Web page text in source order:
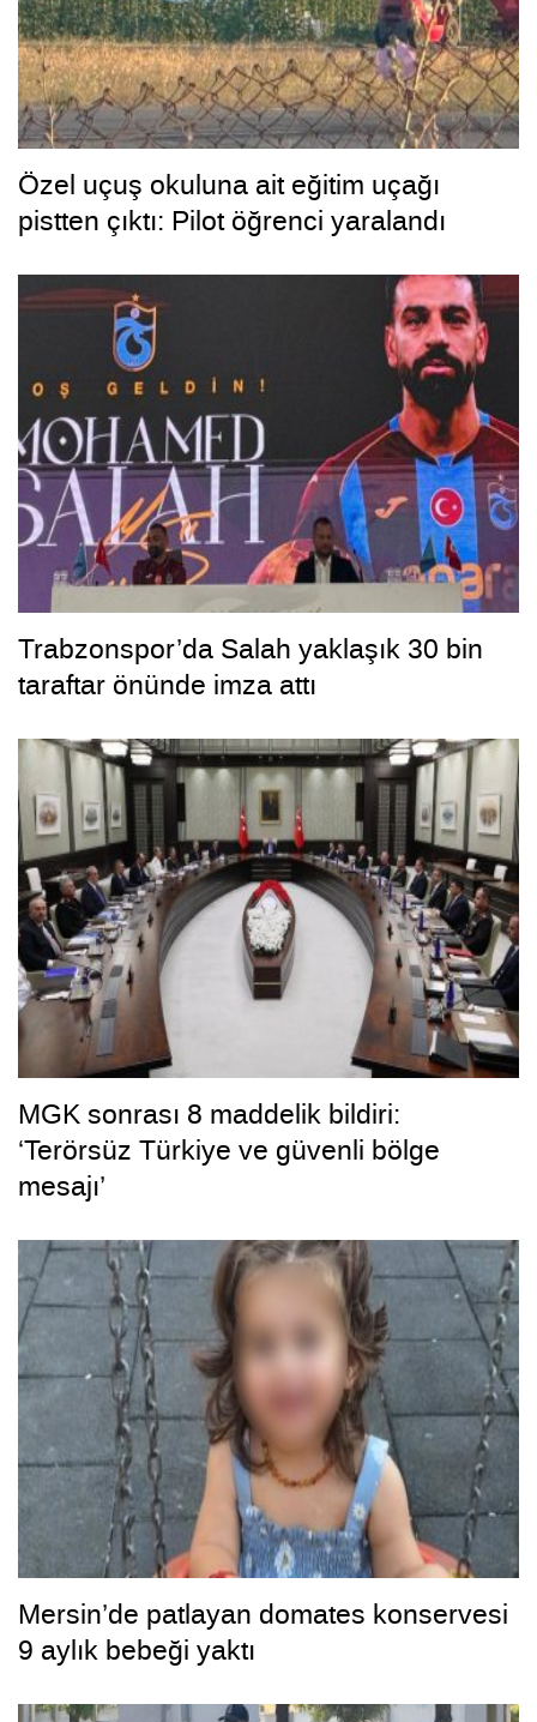
Özel uçuş okuluna ait eğitim uçağı
pistten çıktı: Pilot öğrenci yaralandı
Trabzonspor’da Salah yaklaşık 30 bin
taraftar önünde imza attı
MGK sonrası 8 maddelik bildiri:
‘Terörsüz Türkiye ve güvenli bölge
mesajı’
Mersin’de patlayan domates konservesi
9 aylık bebeği yaktı